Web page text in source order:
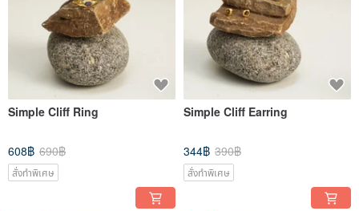
Simple Cliff Ring
608฿ 690฿
สั่งทำพิเศษ
Simple Cliff Earring
344฿ 390฿
สั่งทำพิเศษ